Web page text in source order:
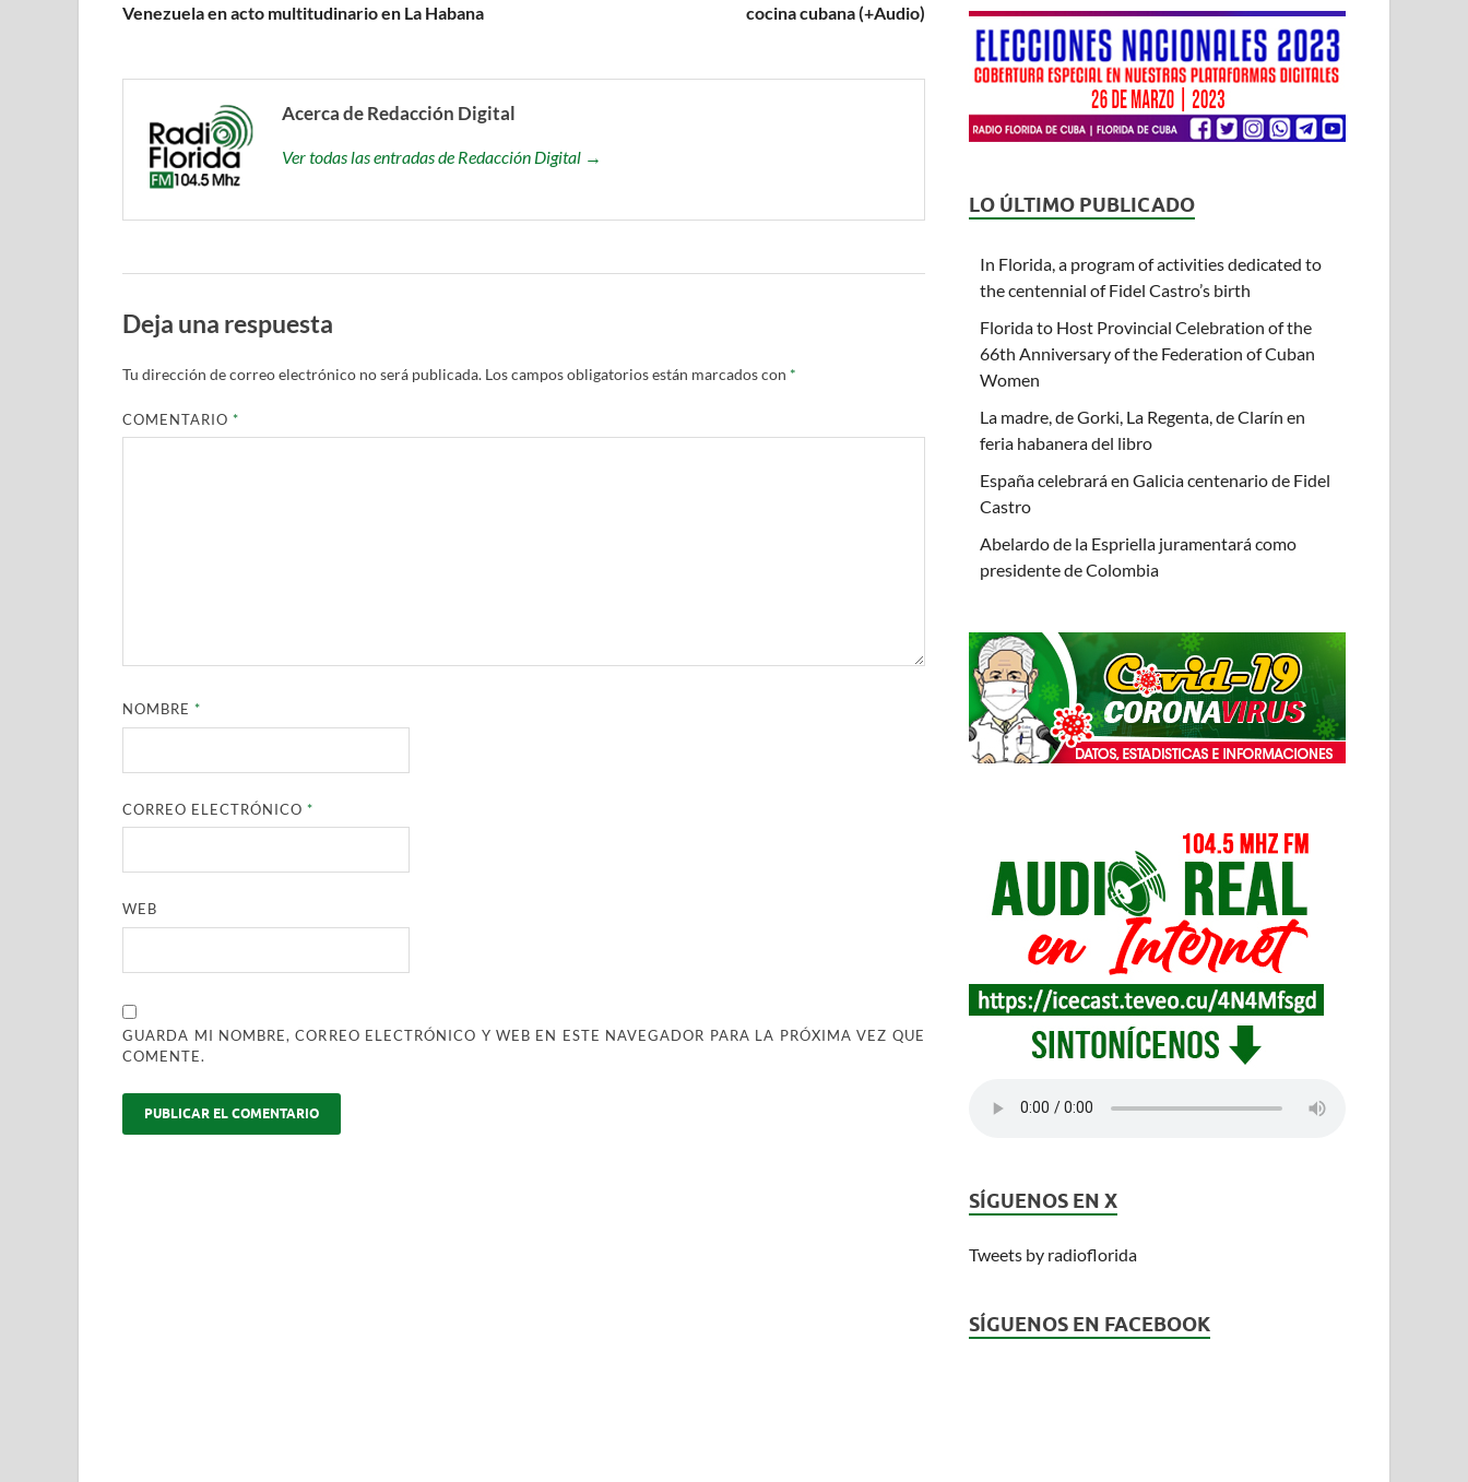
Venezuela en acto multitudinario en La Habana
cocina cubana (+Audio)
Acerca de Redacción Digital
Ver todas las entradas de Redacción Digital →
Deja una respuesta
Tu dirección de correo electrónico no será publicada. Los campos obligatorios están marcados con *
COMENTARIO*
NOMBRE*
CORREO ELECTRÓNICO*
WEB
GUARDA MI NOMBRE, CORREO ELECTRÓNICO Y WEB EN ESTE NAVEGADOR PARA LA PRÓXIMA VEZ QUE
COMENTE.
LO ÚLTIMO PUBLICADO
In Florida, a program of activities dedicated to
the centennial of Fidel Castro’s birth
Florida to Host Provincial Celebration of the
66th Anniversary of the Federation of Cuban
Women
La madre, de Gorki, La Regenta, de Clarín en
feria habanera del libro
España celebrará en Galicia centenario de Fidel
Castro
Abelardo de la Espriella juramentará como
presidente de Colombia
SÍGUENOS EN X
Tweets by radioflorida
SÍGUENOS EN FACEBOOK